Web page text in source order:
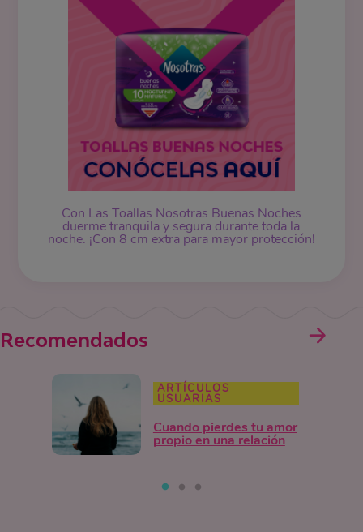
Con Las Toallas Nosotras Buenas Noches
duerme tranquila y segura durante toda la
noche. ¡Con 8 cm extra para mayor protección!
Recomendados
ARTÍCULOS
USUARIAS
Cuando pierdes tu amor
propio en una relación